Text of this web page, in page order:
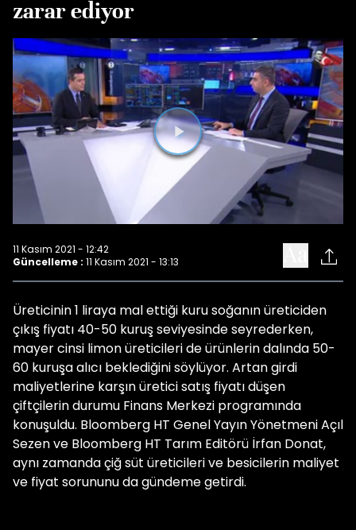
zarar ediyor
Videoyu
Oynat
11 Kasım 2021 - 12:42
Güncelleme : 11 Kasım 2021 - 13:13
Üreticinin 1 liraya mal ettiği kuru soğanın üreticiden
çıkış fiyatı 40-50 kuruş seviyesinde seyrederken,
mayer cinsi limon üreticileri de ürünlerin dalında 50-
60 kuruşa alıcı beklediğini söylüyor. Artan girdi
maliyetlerine karşın üretici satış fiyatı düşen
çiftçilerin durumu Finans Merkezi programında
konuşuldu. Bloomberg HT Genel Yayın Yönetmeni Açıl
Sezen ve Bloomberg HT Tarım Editörü İrfan Donat,
aynı zamanda çiğ süt üreticileri ve besicilerin maliyet
ve fiyat sorununu da gündeme getirdi.